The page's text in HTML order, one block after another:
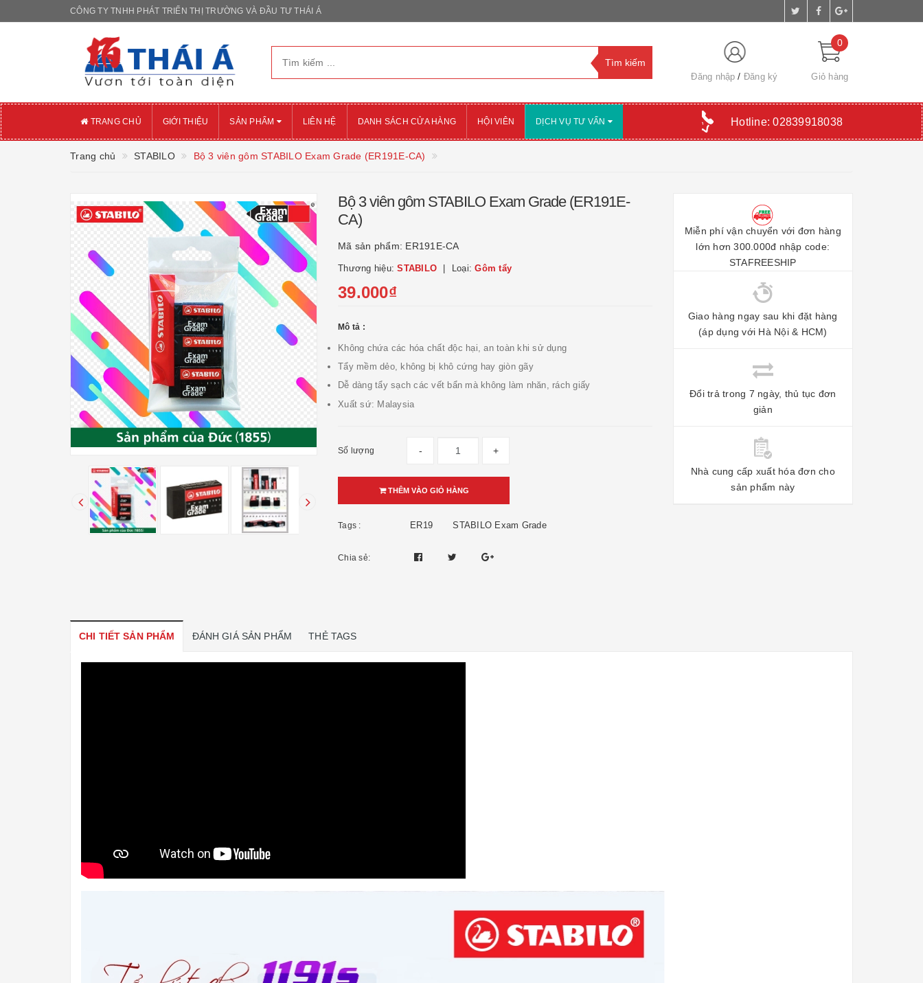
CÔNG TY TNHH PHÁT TRIỂN THỊ TRƯỜNG VÀ ĐẦU TƯ THÁI Á
Đăng nhập Đăng ký
0
Giỏ hàng
TRANG CHỦ GIỚI THIỆU SẢN PHẨM LIÊN HỆ DANH SÁCH CỬA HÀNG HỘI VIÊN DỊCH VỤ TƯ VẤN Hotline:02839918038
Trang chủ STABILO Bộ 3 viên gôm STABILO Exam Grade (ER191E-CA)
Bộ 3 viên gôm STABILO Exam Grade (ER191E-
CA)
Mã sản phẩm: ER191E-CA
Thương hiệu:STABILO Loại:Gôm tẩy
39.000₫
Mô tả :
Không chứa các hóa chất độc hại, an toàn khi sử dụng
Tẩy mềm dẻo, không bị khô cứng hay giòn gãy
Dễ dàng tẩy sạch các vết bẩn mà không làm nhăn, rách giấy
Xuất sứ: Malaysia
Số lượng - +
THÊM VÀO GIỎ HÀNG
Tags : ER19 STABILO Exam Grade
Chia sẻ:
Miễn phí vận chuyển với đơn hàng
lớn hơn 300.000đ nhập code:
STAFREESHIP
Giao hàng ngay sau khi đặt hàng
(áp dụng với Hà Nội & HCM)
Đổi trả trong 7 ngày, thủ tục đơn
giản
Nhà cung cấp xuất hóa đơn cho
sản phẩm này
CHI TIẾT SẢN PHẨM ĐÁNH GIÁ SẢN PHẨM THẺ TAGS